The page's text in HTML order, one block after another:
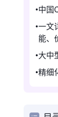
中国
一文
能、
大中
精细